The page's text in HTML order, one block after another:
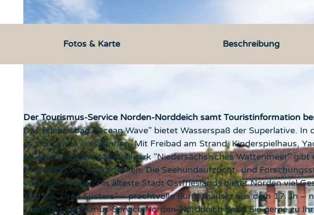
Fotos & Karte Beschreibung
Der Tourismus-Service Norden-Norddeich samt Touristinformation
Das Erlebnisbad "Ocean Wave" bietet Wasserspaß der Superlative.
es sich prima entspannen. Mit Freibad am Strand, Kinderspielhaus,
Museen und dem Nationalpark "Niedersächsisches Wattenmeer" gibt
Norddeich viel zu entdecken. Die Seehundaufzucht- und
verwaiste Heuler. Als älteste Stadt Ostfrieslands bietet Norden viel
sind die "Dree Süsters" – prachtvolle Bürgerhäuser aus dem 17. Jh –
Team des Tourismus-Service Norden-Norddeich berät Sie gerne zu